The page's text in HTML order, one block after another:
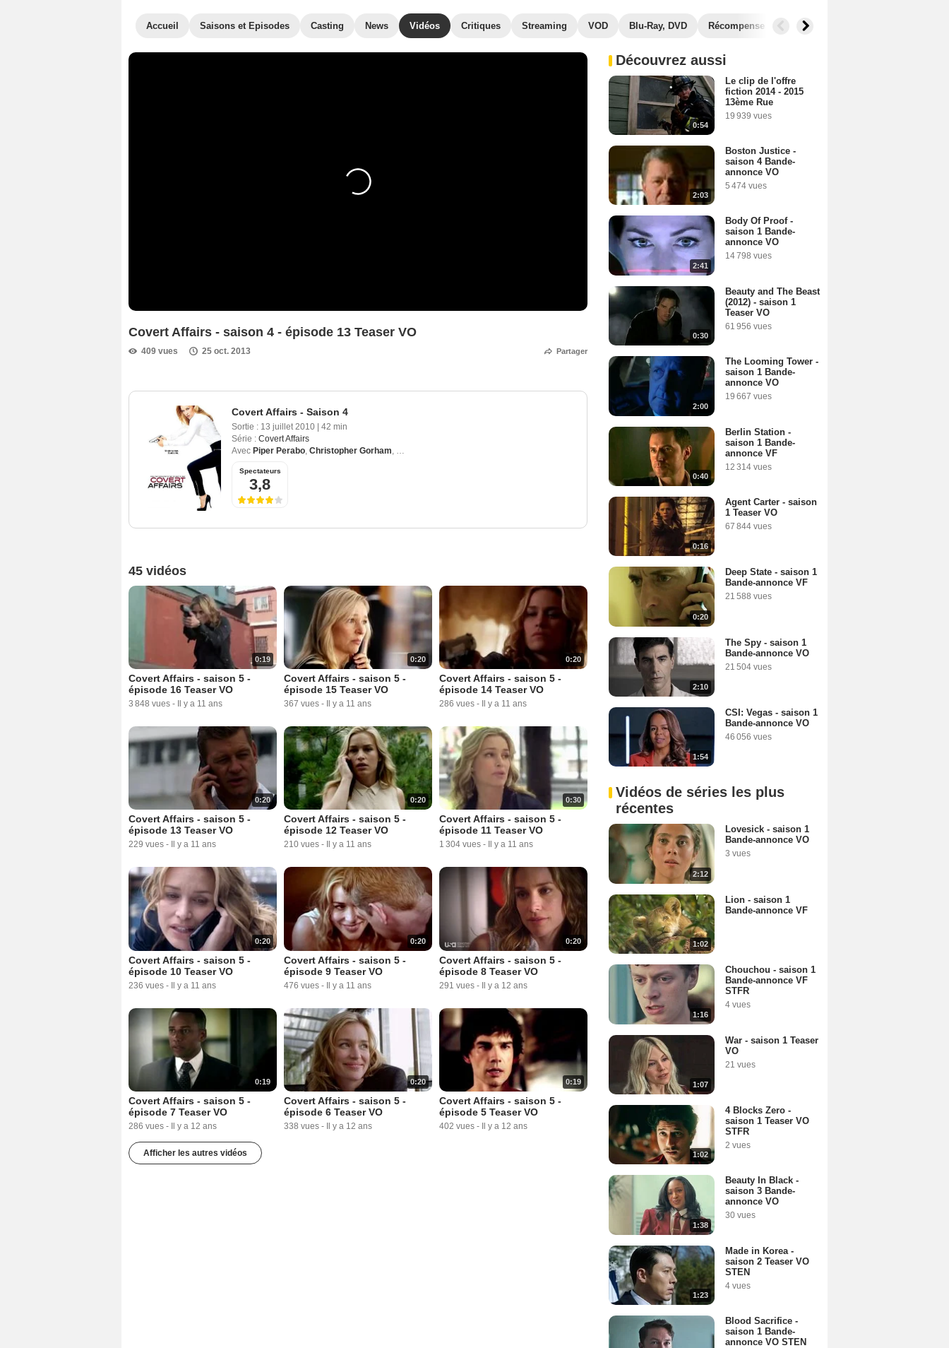
Accueil Saisons et Episodes Casting News Vidéos Critiques Streaming VOD Blu-Ray, DVD Récompenses Photos
Covert Affairs - saison 4 - épisode 13 Teaser VO
409 vues 25 oct. 2013 Partager
Covert Affairs - Saison 4
Sortie : 13 juillet 2010
42 min
Série : Covert Affairs
Avec Piper Perabo, Christopher Gorham, Kari Matchett
Spectateurs
3,8
45 vidéos
0:19
Covert Affairs - saison 5 -
épisode 16 Teaser VO
3 848 vues - Il y a 11 ans
0:20
Covert Affairs - saison 5 -
épisode 15 Teaser VO
367 vues - Il y a 11 ans
0:20
Covert Affairs - saison 5 -
épisode 14 Teaser VO
286 vues - Il y a 11 ans
0:20
Covert Affairs - saison 5 -
épisode 13 Teaser VO
229 vues - Il y a 11 ans
0:20
Covert Affairs - saison 5 -
épisode 12 Teaser VO
210 vues - Il y a 11 ans
0:30
Covert Affairs - saison 5 -
épisode 11 Teaser VO
1 304 vues - Il y a 11 ans
0:20
Covert Affairs - saison 5 -
épisode 10 Teaser VO
236 vues - Il y a 11 ans
0:20
Covert Affairs - saison 5 -
épisode 9 Teaser VO
476 vues - Il y a 11 ans
0:20
Covert Affairs - saison 5 -
épisode 8 Teaser VO
291 vues - Il y a 12 ans
0:19
Covert Affairs - saison 5 -
épisode 7 Teaser VO
286 vues - Il y a 12 ans
0:20
Covert Affairs - saison 5 -
épisode 6 Teaser VO
338 vues - Il y a 12 ans
0:19
Covert Affairs - saison 5 -
épisode 5 Teaser VO
402 vues - Il y a 12 ans
Afficher les autres vidéos
Découvrez aussi
0:54
Le clip de l'offre
fiction 2014 - 2015
13ème Rue
19 939 vues
2:03
Boston Justice -
saison 4 Bande-
annonce VO
5 474 vues
2:41
Body Of Proof -
saison 1 Bande-
annonce VO
14 798 vues
0:30
Beauty and The Beast
(2012) - saison 1
Teaser VO
61 956 vues
2:00
The Looming Tower -
saison 1 Bande-
annonce VO
19 667 vues
0:40
Berlin Station -
saison 1 Bande-
annonce VF
12 314 vues
0:16
Agent Carter - saison
1 Teaser VO
67 844 vues
0:20
Deep State - saison 1
Bande-annonce VF
21 588 vues
2:10
The Spy - saison 1
Bande-annonce VO
21 504 vues
1:54
CSI: Vegas - saison 1
Bande-annonce VO
46 056 vues
Vidéos de séries les plus
récentes
2:12
Lovesick - saison 1
Bande-annonce VO
3 vues
1:02
Lion - saison 1
Bande-annonce VF
1:16
Chouchou - saison 1
Bande-annonce VF
STFR
4 vues
1:07
War - saison 1 Teaser
VO
21 vues
1:02
4 Blocks Zero -
saison 1 Teaser VO
STFR
2 vues
1:38
Beauty In Black -
saison 3 Bande-
annonce VO
30 vues
1:23
Made in Korea -
saison 2 Teaser VO
STEN
4 vues
Blood Sacrifice -
saison 1 Bande-
annonce VO STEN